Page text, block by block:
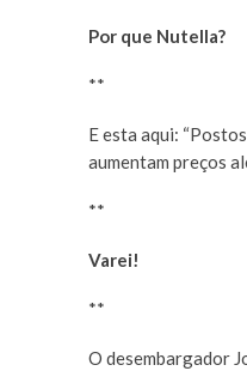
Por que Nutella?
**
E esta aqui:
aumentam preços
**
Varei!
**
O desembargador